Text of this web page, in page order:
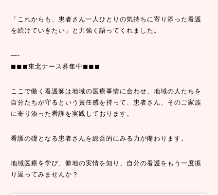
「これからも、患者さん一人ひとりの気持ちに寄り添った看護
を続けていきたい」と力強く語ってくれました。
—-
◼︎◼︎◼︎東北ナース募集中◼︎◼︎◼︎
ここで働く看護師は地域の医療事情に合わせ、地域の人たちを
自分たちが守るという責任感を持って、患者さん、そのご家族
に寄り添った看護を実践しております。
看護の礎となる患者さんを総合的にみる力が備わります。
地域医療を学び、僻地の実情を知り、自分の看護をもう一度振
り返ってみませんか？